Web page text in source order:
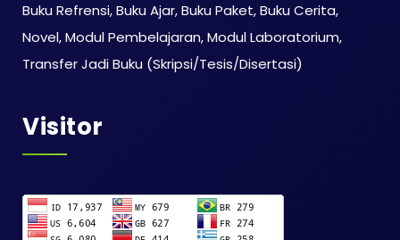
Buku Refrensi, Buku Ajar, Buku Paket, Buku Cerita,
Novel, Modul Pembelajaran, Modul Laboratorium,
Transfer Jadi Buku (Skripsi/Tesis/Disertasi)
Visitor